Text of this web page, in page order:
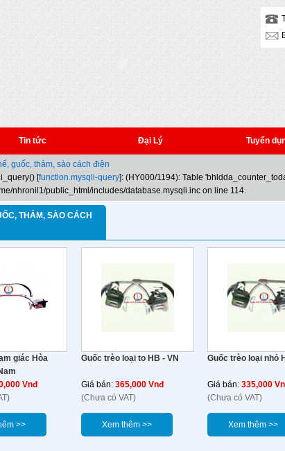
Tin tức Đại Lý Tuyển
guốc, thảm, sào cách điện
[function.mysqli-query]: (HY000/1194): Table
nhronil1/public_html/includes/database.mysqli.inc on line 114.
THẢM, SÀO CÁCH
giác Hòa
Vnđ
>>
Guốc trèo loại to HB - VN
Giá bán: 365,000 Vnđ
(Chưa có VAT)
Xem thêm >>
Guốc trèo loại nhỏ
Giá bán: 335,000
(Chưa có VAT)
Xem thêm >>